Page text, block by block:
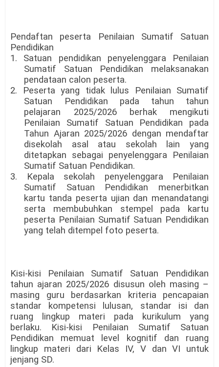
Pendaftan peserta Penilaian Sumatif Satuan
Pendidikan
1. Satuan pendidikan penyelenggara Penilaian
Sumatif Satuan Pendidikan melaksanakan
pendataan calon peserta.
2. Peserta yang tidak lulus Penilaian Sumatif
Satuan Pendidikan pada tahun tahun
pelajaran 2025/2026 berhak mengikuti
Penilaian Sumatif Satuan Pendidikan pada
Tahun Ajaran 2025/2026 dengan mendaftar
disekolah asal atau sekolah lain yang
ditetapkan sebagai penyelenggara Penilaian
Sumatif Satuan Pendidikan.
3. Kepala sekolah penyelenggara Penilaian
Sumatif Satuan Pendidikan menerbitkan
kartu tanda peserta ujian dan menandatangi
serta membubuhkan stempel pada kartu
peserta Penilaian Sumatif Satuan Pendidikan
yang telah ditempel foto peserta.
Kisi-kisi Penilaian Sumatif Satuan Pendidikan
tahun ajaran 2025/2026 disusun oleh masing –
masing guru berdasarkan kriteria pencapaian
standar kompetensi lulusan, standar isi dan
ruang lingkup materi pada kurikulum yang
berlaku. Kisi-kisi Penilaian Sumatif Satuan
Pendidikan memuat level kognitif dan ruang
lingkup materi dari Kelas IV, V dan VI untuk
jenjang SD.